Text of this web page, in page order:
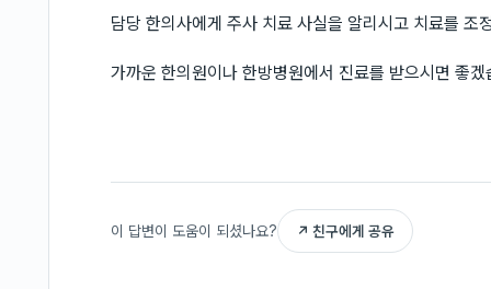
담당 한의사에게 주사 치료 사실을 알리시고 치료를 조
가까운 한의원이나 한방병원에서 진료를 받으시면 좋겠
이 답변이 도움이 되셨나요? ↗ 친구에게 공유